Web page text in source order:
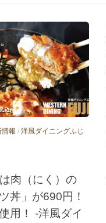
情報 / 洋風ダイニングふじ
肉（にく）の
丼」が690円！
用！ -洋風ダイ